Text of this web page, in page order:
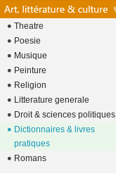
Theatre
Poesie
Musique
Peinture
Religion
Litterature generale
Droit & sciences politiques
Dictionnaires & livres
pratiques
Romans